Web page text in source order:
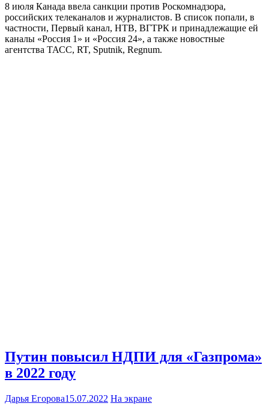
8 июля Канада ввела санкции против Роскомнадзора,
российских телеканалов и журналистов. В список попали, в
частности, Первый канал, НТВ, ВГТРК и принадлежащие ей
каналы «Россия 1» и «Россия 24», а также новостные
агентства ТАСС, RT, Sputnik, Regnum.
Путин повысил НДПИ для «Газпрома»
в 2022 году
Дарья Егорова15.07.2022 На экране